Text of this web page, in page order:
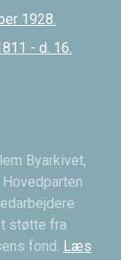
1928.
- d. 16.
Byarkivet,
støtte fra
fond. Læs